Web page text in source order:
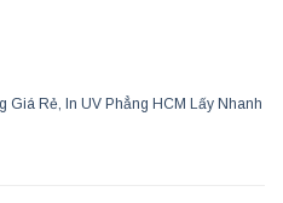
Giá Rẻ, In UV Phẳng HCM Lấy Nhanh